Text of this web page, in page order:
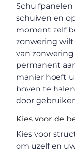
schuiven en
moment zelf
zonwering wilt
van
permanent
manier hoeft
boven te
door
Kies voor de
Kies voor
om uzelf en